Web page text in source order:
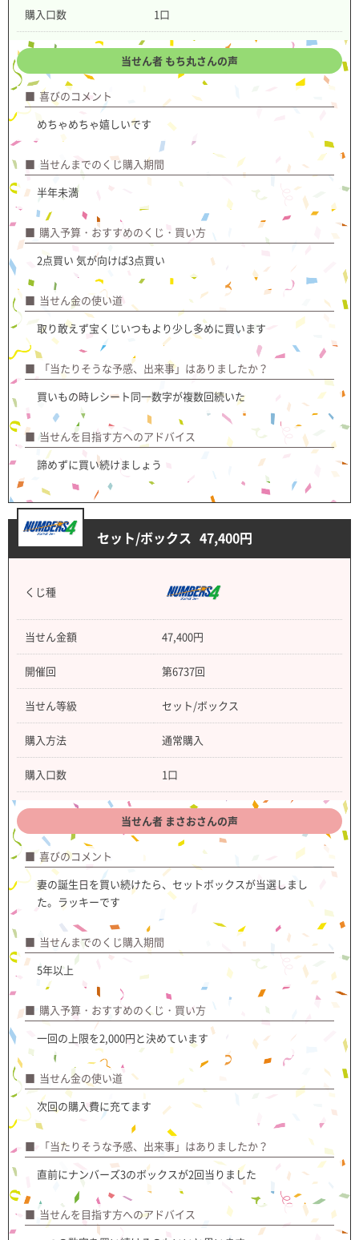
購入口数 1口
当せん者 もち丸さんの声
喜びのコメント
めちゃめちゃ嬉しいです
当せんまでのくじ購入期間
半年未満
購入予算・おすすめのくじ・買い方
2点買い 気が向けば3点買い
当せん金の使い道
取り敢えず宝くじいつもより少し多めに買います
「当たりそうな予感、出来事」はありましたか？
買いもの時レシート同一数字が複数回続いた
当せんを目指す方へのアドバイス
諦めずに買い続けましょう
セット/ボックス 47,400円
くじ種
当せん金額 47,400円
開催回 第6737回
当せん等級 セット/ボックス
購入方法 通常購入
購入口数 1口
当せん者 まさおさんの声
喜びのコメント
妻の誕生日を買い続けたら、セットボックスが当選しまし
た。ラッキーです
当せんまでのくじ購入期間
5年以上
購入予算・おすすめのくじ・買い方
一回の上限を2,000円と決めています
当せん金の使い道
次回の購入費に充てます
「当たりそうな予感、出来事」はありましたか？
直前にナンバーズ3のボックスが2回当りました
当せんを目指す方へのアドバイス